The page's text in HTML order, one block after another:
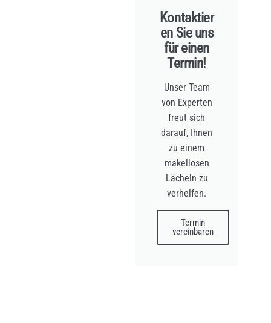
Kontaktier
en Sie uns
für einen
Termin!
Unser Team
von Experten
freut sich
darauf, Ihnen
zu einem
makellosen
Lächeln zu
verhelfen.
Termin
vereinbaren